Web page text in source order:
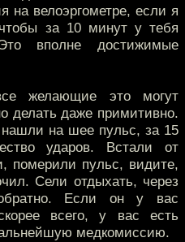
на велоэргометре, если я
за 10 минут у тебя
вполне достижимые
желающие это могут
делать даже примитивно.
на шее пульс, за 15
ударов. Встали от
померили пульс, видите,
Сели отдыхать, через
Если он у вас
всего, у вас есть
медкомиссию.